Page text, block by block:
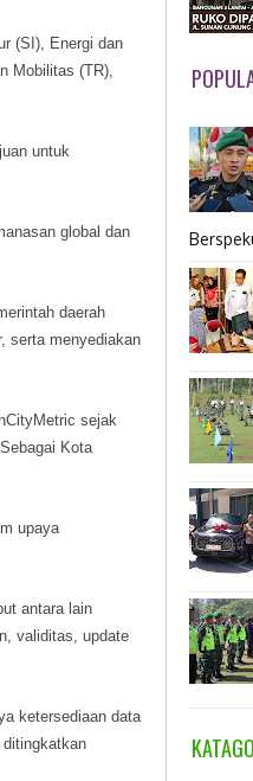
(SI), Energi dan
Mobilitas (TR),
untuk
global dan
daerah
serta menyediakan
sejak
Kota
upaya
antara lain
validitas, update
ketersediaan data
ditingkatkan